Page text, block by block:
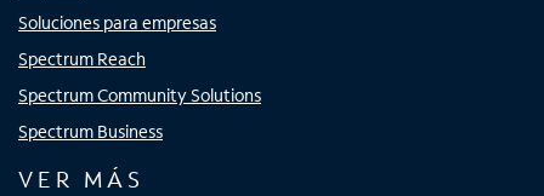
Soluciones para empresas
Spectrum Reach
Spectrum Community Solutions
Spectrum Business
VER MÁS